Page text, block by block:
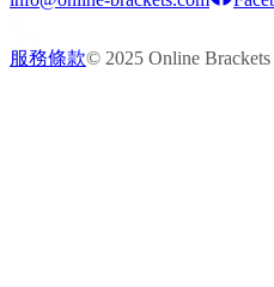
服務條款© 2025 Online Brackets